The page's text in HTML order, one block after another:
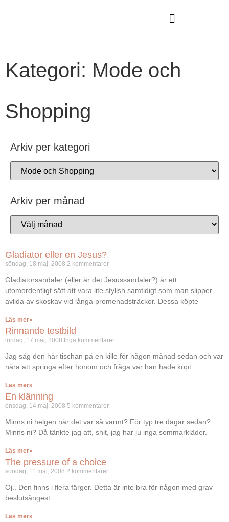
Kategori: Mode och
Shopping
Arkiv per kategori
Arkiv per månad
Gladiator eller en Jesus?
söndag, 18 maj, 2008 2 kommentarer
Gladiatorsandaler (eller är det Jesussandaler?) är ett
utomordentligt sätt att vara lite stylish samtidigt som man slipper
avlida av skoskav vid långa promenadsträckor. Dessa köpte
Läs mer»
Rinnande testbild
lördag, 17 maj, 2008 Inga kommentarer
Jag såg den här tischan på en kille för någon månad sedan och var
nära att springa efter honom och fråga var han hade köpt
Läs mer»
En klänning
onsdag, 14 maj, 2008 5 kommentarer
Minns ni helgen när det var så varmt? För typ tre dagar sedan?
Minns ni? Då tänkte jag att, shit, jag har ju inga sommarkläder.
Läs mer»
The pressure of a choice
söndag, 11 maj, 2008 2 kommentarer
Oj.. Den finns i flera färger. Detta är inte bra för någon med grav
beslutsångest.
Läs mer»